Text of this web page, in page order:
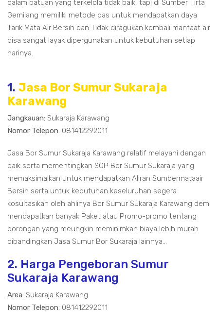
dalam batuan yang terkelola tidak baik, tapi di Sumber Tirta
Gemilang memiliki metode pas untuk mendapatkan daya
Tarik Mata Air Bersih dan Tidak diragukan kembali manfaat air
bisa sangat layak dipergunakan untuk kebutuhan setiap
harinya.
1. Jasa Bor Sumur Sukaraja
Karawang
Jangkauan: Sukaraja Karawang
Nomor Telepon: 081412292011
Jasa Bor Sumur Sukaraja Karawang relatif melayani dengan
baik serta mementingkan SOP Bor Sumur Sukaraja yang
memaksimalkan untuk mendapatkan Aliran Sumbermataair
Bersih serta untuk kebutuhan keseluruhan segera
kosultasikan oleh ahlinya Bor Sumur Sukaraja Karawang demi
mendapatkan banyak Paket atau Promo-promo tentang
borongan yang meungkin meminimkan biaya lebih murah
dibandingkan Jasa Sumur Bor Sukaraja lainnya...
2. Harga Pengeboran Sumur
Sukaraja Karawang
Area: Sukaraja Karawang
Nomor Telepon: 081412292011